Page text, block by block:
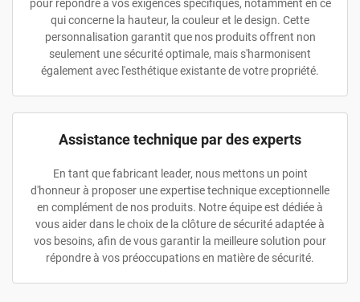
pour répondre à vos exigences spécifiques, notamment en ce
qui concerne la hauteur, la couleur et le design. Cette
personnalisation garantit que nos produits offrent non
seulement une sécurité optimale, mais s'harmonisent
également avec l'esthétique existante de votre propriété.
Assistance technique par des experts
En tant que fabricant leader, nous mettons un point
d'honneur à proposer une expertise technique exceptionnelle
en complément de nos produits. Notre équipe est dédiée à
vous aider dans le choix de la clôture de sécurité adaptée à
vos besoins, afin de vous garantir la meilleure solution pour
répondre à vos préoccupations en matière de sécurité.